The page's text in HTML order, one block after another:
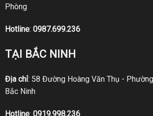
Phòng
Hotline: 0987.699.236
TẠI BẮC NINH
Địa chỉ: 58 Đường Hoàng Văn Thụ -
Bắc Ninh
Hotline: 0919.998.236